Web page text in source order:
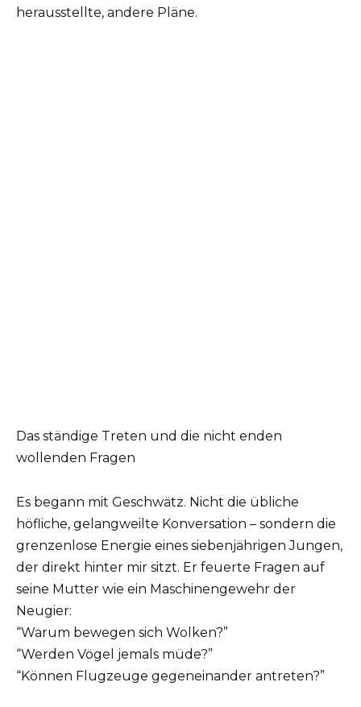
herausstellte, andere Pläne.
Das ständige Treten und die nicht enden
wollenden Fragen
Es begann mit Geschwätz. Nicht die übliche
höfliche, gelangweilte Konversation – sondern die
grenzenlose Energie eines siebenjährigen Jungen,
der direkt hinter mir sitzt. Er feuerte Fragen auf
seine Mutter wie ein Maschinengewehr der
Neugier:
“Warum bewegen sich Wolken?”
“Werden Vögel jemals müde?”
“Können Flugzeuge gegeneinander antreten?”